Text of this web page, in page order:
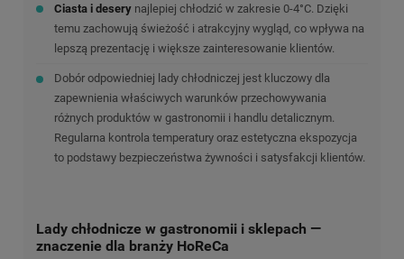
Ciasta i deserynajlepiej chłodzić w zakresie 0-4°C. Dzięki
temu zachowują świeżość i atrakcyjny wygląd, co wpływa na
lepszą prezentację i większe zainteresowanie klientów.
Dobór odpowiedniej lady chłodniczej jest kluczowy dla
zapewnienia właściwych warunków przechowywania
różnych produktów w gastronomii i handlu detalicznym.
Regularna kontrola temperatury oraz estetyczna ekspozycja
to podstawy bezpieczeństwa żywności i satysfakcji klientów.
Lady chłodnicze w gastronomii i sklepach —
znaczenie dla branży HoReCa